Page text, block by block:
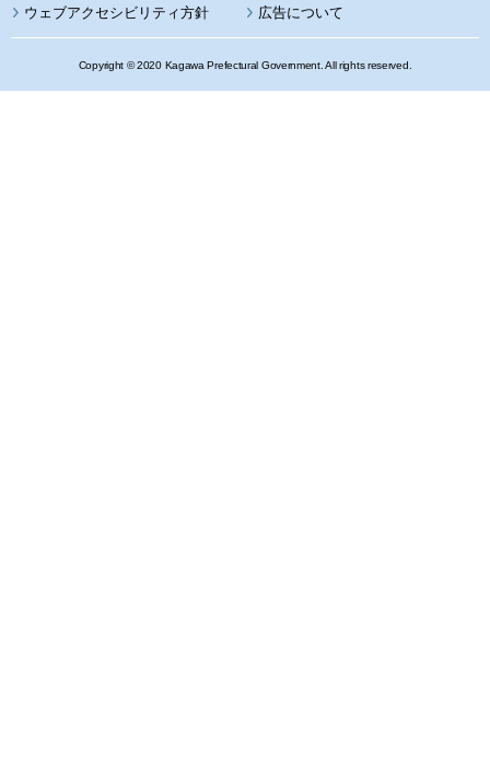
ウェブアクセシビリティ方針 広告について
Copyright © 2020 Kagawa Prefectural Government. All rights reserved.